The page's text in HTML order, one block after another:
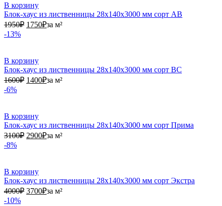
В корзину
Блок-хаус из лиственницы 28х140х3000 мм сорт АВ
1950₽ 1950₽.
1750₽1750₽.
за м²
-13%
В корзину
Блок-хаус из лиственницы 28х140х3000 мм сорт ВС
1600₽ 1600₽.
1400₽1400₽.
за м²
-6%
В корзину
Блок-хаус из лиственницы 28х140х3000 мм сорт Прима
3100₽ 3100₽.
2900₽2900₽.
за м²
-8%
В корзину
Блок-хаус из лиственницы 28х140х3000 мм сорт Экстра
4000₽ 4000₽.
3700₽3700₽.
за м²
-10%